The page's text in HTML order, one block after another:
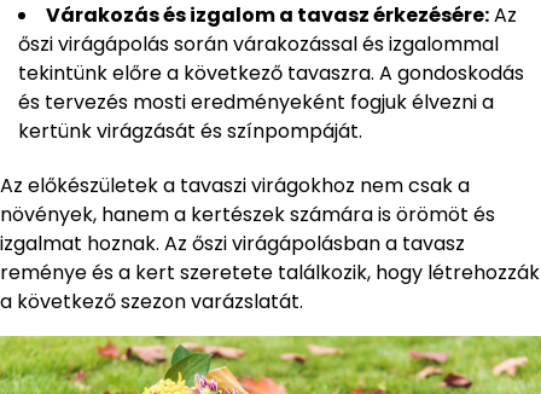
Várakozás és izgalom a tavasz érkezésére:Az
őszi virágápolás során várakozással és izgalommal
tekintünk előre a következő tavaszra. A gondoskodás
és tervezés mosti eredményeként fogjuk élvezni a
kertünk virágzását és színpompáját.
Az előkészületek a tavaszi virágokhoz nem csak a
növények, hanem a kertészek számára is örömöt és
izgalmat hoznak. Az őszi virágápolásban a tavasz
reménye és a kert szeretete találkozik, hogy létrehozzák
a következő szezon varázslatát.